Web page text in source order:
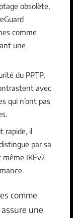
obsolète,
comme
une
du PPTP,
avec
qui n’ont pas
rapide, il
par sa
même IKEv2
comme
une